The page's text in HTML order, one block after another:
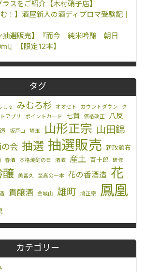
スをご紹介【木村硝子店】
！】酒屋新人の酒ディプロマ受験記｜
抽選販売】『而今 純米吟醸 朝日
』【限定12本】
タグ
しゅ みむろ杉 オオセト カウントダウン
ク
アプリ ポイントカード 七賢 価格改正
八反
坂戸山 埼玉 山形正宗 山田錦
会 抽選 抽選販売 新政頒布
春酒 本格焼酎の日 清酒 産土 百十郎 研修
醸 美冨久 至高の一本 花の香酒造 花
貴醸酒 金城山 雄町 鳩正宗
鳳凰
カテゴリー